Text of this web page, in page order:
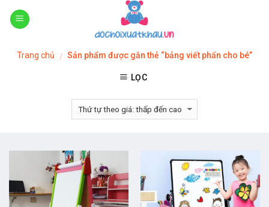
Skip
Trang chủ / Sản phẩm được gắn thẻ “bảng viết phấn cho bé”
LỌC